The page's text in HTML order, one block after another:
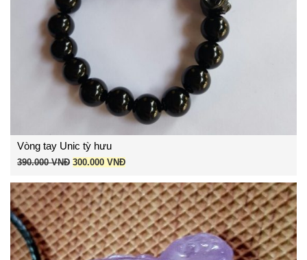
Vòng tay Unic tỳ hưu
390.000VNĐ Giá
là:
390.000 VNĐ.
300.000 VNĐGiá
tại
là:
300.000 VNĐ.